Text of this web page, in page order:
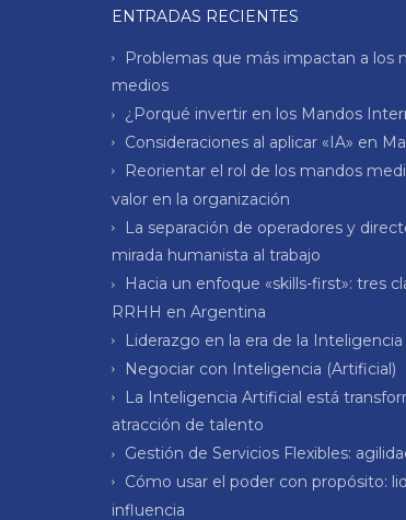
ENTRADAS RECIENTES
Problemas que más impactan a los
medios
¿Porqué invertir en los Mandos
Consideraciones al aplicar «IA» en
Reorientar el rol de los mandos
valor en la organización
La separación de operadores y
mirada humanista al trabajo
Hacia un enfoque «skills-first»: tres
RRHH en Argentina
Liderazgo en la era de la
Negociar con Inteligencia (Artificial)
La Inteligencia Artificial está
atracción de talento
Gestión de Servicios Flexibles:
Cómo usar el poder con propósito:
influencia